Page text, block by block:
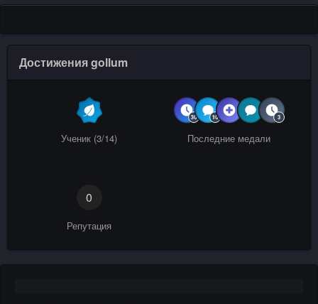
Достижения gollum
Ученик (3/14) Последние медали
0
Репутация